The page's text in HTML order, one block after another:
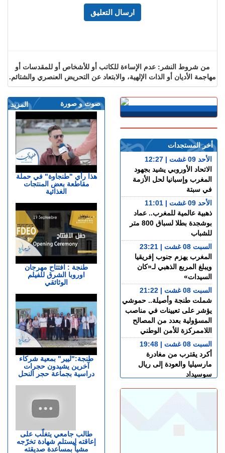
من شروط النشر: عدم الإساءة للكاتب أو للأشخاص أو للمقدسات أو
مهاجمة الأديان أو الذات الإلهية، والابتعاد عن التحريض العنصري والشتائم.
المزيد صوت و صورة
هذا رأي "طنجاوة" في حملة
مقاطعة بعض المنتجات
الغذائية
طنجة : افتتاح مهرجان
اوروبا الشرق للفيلم
الوثائقي
طنجة:"ليير" بمعية شركاء
آخرين يشيدون حجرات
دراسية بجماعة حجر النحل
طالب جامعي يتغلّب على
إعاقته ليستلم شهادة تخرّجه
مشياً بمساعدة صديقته
أخر المستجدات
الأحد 09 غشت | 12:27
الاتحاد الأوروبي يشيد بجهود
المغرب وإسبانيا لحل الأزمة
في سبتة
الأحد 09 غشت | 11:01
ذهبية عالمية للمغرب.. عماد
بوشجدة بطلا لسباق 800 متر
للشباب
السبت 08 غشت | 23:21
المغرب يهزم جنوب إفريقيا
ويبلغ المربع الذهبي لـ«كان
السيدات»
السبت 08 غشت | 21:22
شملت طنجة وأصيلة.. حموشي
يؤشر على تعيينات في مناصب
المسؤولية بعدد من المصالح
اللاممركزة للأمن الوطني
السبت 08 غشت | 19:48
أكرد يقترب من مغادرة
مارسيليا والعودة إلى ريال
سوسيداد
السبت 08 غشت | 17:48
وتعترف بسيادة المغرب على
صحرائه